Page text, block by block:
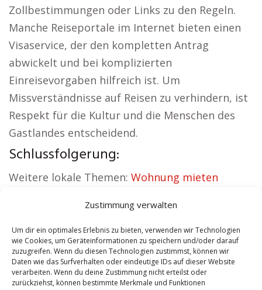
Zustimmung verwalten
Um dir ein optimales Erlebnis zu bieten, verwenden wir Technologien
wie Cookies, um Geräteinformationen zu speichern und/oder darauf
zuzugreifen. Wenn du diesen Technologien zustimmst, können wir
Daten wie das Surfverhalten oder eindeutige IDs auf dieser Website
verarbeiten. Wenn du deine Zustimmung nicht erteilst oder
zurückziehst, können bestimmte Merkmale und Funktionen
Zollbestimmungen oder Links zu den Regeln.
Manche Reiseportale im Internet bieten einen
Visaservice, der den kompletten Antrag
abwickelt und bei komplizierten
Einreisevorgaben hilfreich ist. Um
Missverständnisse auf Reisen zu verhindern, ist
Respekt für die Kultur und die Menschen des
Gastlandes entscheidend.
Schlussfolgerung:
Weitere lokale Themen: Wohnung mieten
Autovermietung Dübendorf |Versicherung
Dübendorf|Hauskauf Dübendorf|
Hundeschule Dübendorf
Contents [show]